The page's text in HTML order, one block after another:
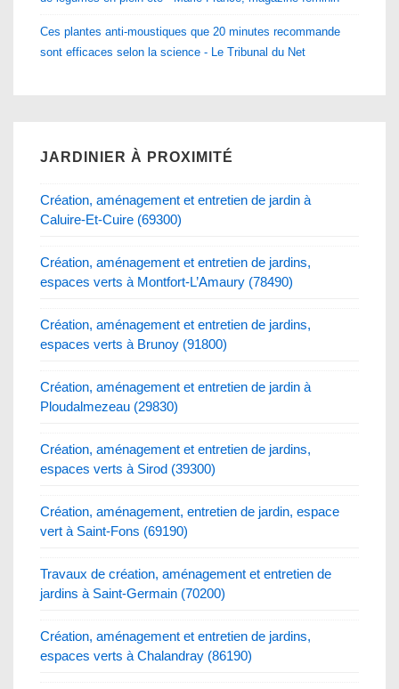
Ces plantes anti-moustiques que 20 minutes recommande
sont efficaces selon la science - Le Tribunal du Net
JARDINIER À PROXIMITÉ
Création, aménagement et entretien de jardin à
Caluire-Et-Cuire (69300)
Création, aménagement et entretien de jardins,
espaces verts à Montfort-L’Amaury (78490)
Création, aménagement et entretien de jardins,
espaces verts à Brunoy (91800)
Création, aménagement et entretien de jardin à
Ploudalmezeau (29830)
Création, aménagement et entretien de jardins,
espaces verts à Sirod (39300)
Création, aménagement, entretien de jardin, espace
vert à Saint-Fons (69190)
Travaux de création, aménagement et entretien de
jardins à Saint-Germain (70200)
Création, aménagement et entretien de jardins,
espaces verts à Chalandray (86190)